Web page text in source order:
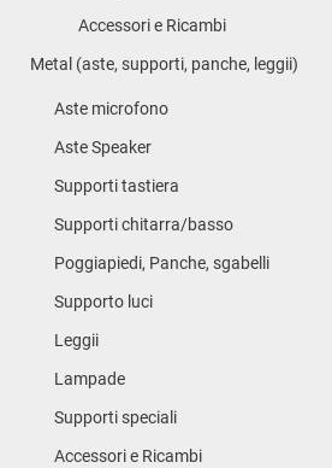
Accessori e Ricambi
Metal (aste, supporti, panche, leggii)
Aste microfono
Aste Speaker
Supporti tastiera
Supporti chitarra/basso
Poggiapiedi, Panche, sgabelli
Supporto luci
Leggii
Lampade
Supporti speciali
Accessori e Ricambi